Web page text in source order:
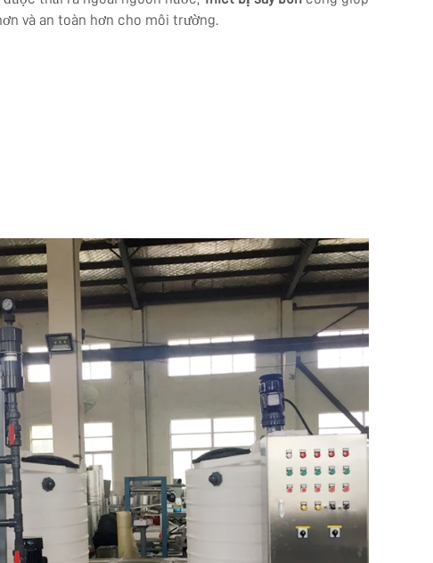
và an toàn hơn cho môi trường.